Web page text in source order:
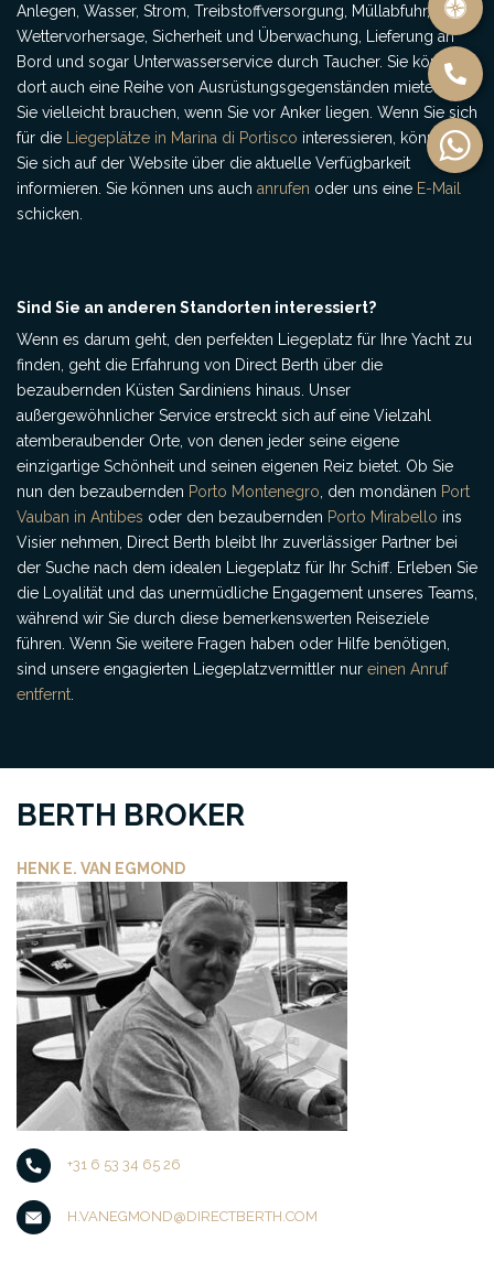
Anlegen, Wasser, Strom, Treibstoffversorgung, Müllabfuhr,
Wettervorhersage, Sicherheit und Überwachung, Lieferung an
Bord und sogar Unterwasserservice durch Taucher. Sie können
dort auch eine Reihe von Ausrüstungsgegenständen mieten, die
Sie vielleicht brauchen, wenn Sie vor Anker liegen. Wenn Sie sich
für die
Liegeplätze in Marina di Portisco interessieren, können
Sie sich auf der Website über die aktuelle Verfügbarkeit
informieren. Sie können uns auch anrufen oder uns eine E-Mail
schicken.
Sind Sie an anderen Standorten interessiert?
Wenn es darum geht, den perfekten Liegeplatz für Ihre Yacht zu
finden, geht die Erfahrung von Direct Berth über die
bezaubernden Küsten Sardiniens hinaus. Unser
außergewöhnlicher Service erstreckt sich auf eine Vielzahl
atemberaubender Orte, von denen jeder seine eigene
einzigartige Schönheit und seinen eigenen Reiz bietet. Ob Sie
nun den bezaubernden Porto Montenegro , den mondänen Port
Vauban in Antibes oder den bezaubernden Porto Mirabello ins
Visier nehmen, Direct Berth bleibt Ihr zuverlässiger Partner bei
der Suche nach dem idealen Liegeplatz für Ihr Schiff. Erleben Sie
die Loyalität und das unermüdliche Engagement unseres Teams,
während wir Sie durch diese bemerkenswerten Reiseziele
führen. Wenn Sie weitere Fragen haben oder Hilfe benötigen,
sind unsere engagierten Liegeplatzvermittler nur einen Anruf
entfernt
BERTH BROKER
HENK E. VAN EGMOND
+31 6 53 34 65 26
H.VANEGMOND@DIRECTBERTH.COM